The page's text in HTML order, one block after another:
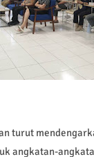
turut
angkatan-